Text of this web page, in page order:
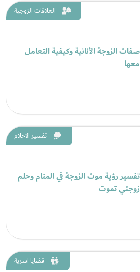
العلاقات الزوجية
صفات الزوجة الأنانية وكيفية التعامل
معها
تفسير الاحلام
تفسير رؤية موت الزوجة في المنام وحلم
زوجتي تموت
قضايا اسرية